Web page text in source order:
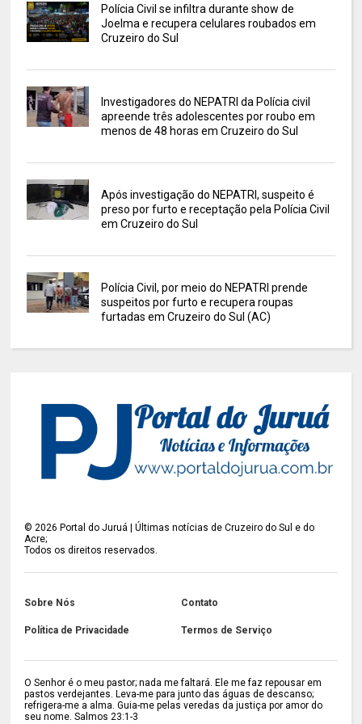
Polícia Civil se infiltra durante show de
Joelma e recupera celulares roubados em
Cruzeiro do Sul
Investigadores do NEPATRI da Polícia civil
apreende três adolescentes por roubo em
menos de 48 horas em Cruzeiro do Sul
Após investigação do NEPATRI, suspeito é
preso por furto e receptação pela Polícia Civil
em Cruzeiro do Sul
Polícia Civil, por meio do NEPATRI prende
suspeitos por furto e recupera roupas
furtadas em Cruzeiro do Sul (AC)
©2026 Portal do Juruá | Últimas notícias de Cruzeiro do Sul e do
Acre;
Todos os direitos reservados.
Sobre Nós Contato
Política de Privacidade Termos de Serviço
O Senhor é o meu pastor; nada me faltará. Ele me faz repousar em
pastos verdejantes. Leva-me para junto das águas de descanso;
refrigera-me a alma. Guia-me pelas veredas da justiça por amor do
seu nome. Salmos 23:1-3